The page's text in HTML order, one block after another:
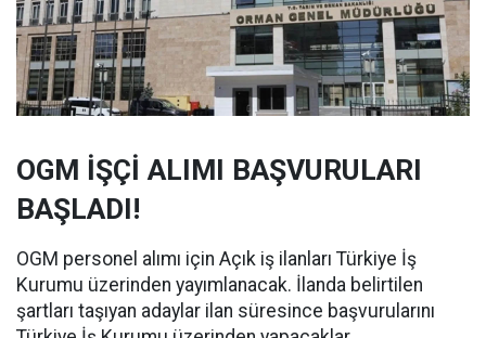
OGM İŞÇİ ALIMI BAŞVURULARI
BAŞLADI!
OGM personel alımı için Açık iş ilanları Türkiye İş
Kurumu üzerinden yayımlanacak. İlanda belirtilen
şartları taşıyan adaylar ilan süresince başvurularını